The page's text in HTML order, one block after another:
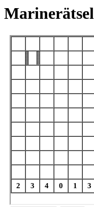
Marinerätsel